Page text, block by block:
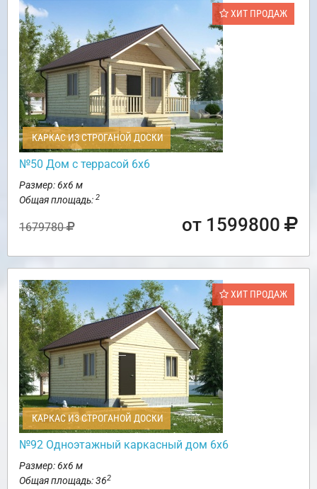
ХИТ ПРОДАЖ
КАРКАС ИЗ СТРОГАНОЙ ДОСКИ
№50 Дом с террасой 6х6
Размер: 6х6 м
Общая площадь: 2
1679780 от 1599800
ХИТ ПРОДАЖ
КАРКАС ИЗ СТРОГАНОЙ ДОСКИ
№92 Одноэтажный каркасный дом 6х6
Размер: 6х6 м
Общая площадь: 362